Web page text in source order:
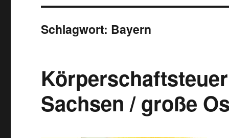
Schlagwort: Bayern
Sachsen / große